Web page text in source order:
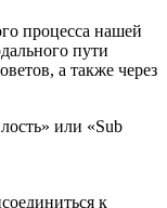
процесса нашей
пути
а также через
или «Sub
к